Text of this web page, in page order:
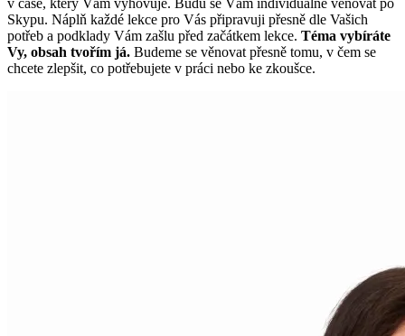
v čase, který Vám vyhovuje. Budu se Vám individuálně věnovat po
Skypu. Náplň každé lekce pro Vás připravuji přesně dle Vašich
potřeb a podklady Vám zašlu před začátkem lekce. Téma vybíráte
Vy, obsah tvořím já. Budeme se věnovat přesně tomu, v čem se
chcete zlepšit, co potřebujete v práci nebo ke zkoušce.